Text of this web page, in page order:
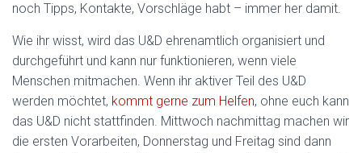
noch Tipps, Kontakte, Vorschläge habt – immer her damit.
Wie ihr wisst, wird das U&D ehrenamtlich organisiert und
durchgeführt und kann nur funktionieren, wenn viele
Menschen mitmachen. Wenn ihr aktiver Teil des U&D
werden möchtet, kommt gerne zum Helfen, ohne euch kann
das U&D nicht stattfinden. Mittwoch nachmittag machen wir
die ersten Vorarbeiten, Donnerstag und Freitag sind dann